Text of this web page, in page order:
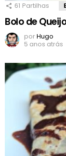
61 Partilhas
Bolo de
porHugo
5 anos atrás